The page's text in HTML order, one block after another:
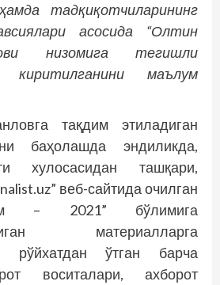
тадқиқотчиларининг
асосида “Олтин
низомига тегишли
киритилганини маълум
тақдим этиладиган
баҳолашда эндиликда,
хулосасидан ташқари,
веб-сайтида очилган
– 2021” бўлимига
материалларга
рўйхатдан ўтган барча
воситалари, ахборот